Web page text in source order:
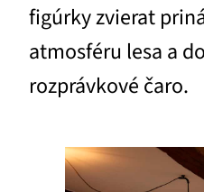
figúrky zvierat
atmosféru lesa a
rozprávkové čaro.